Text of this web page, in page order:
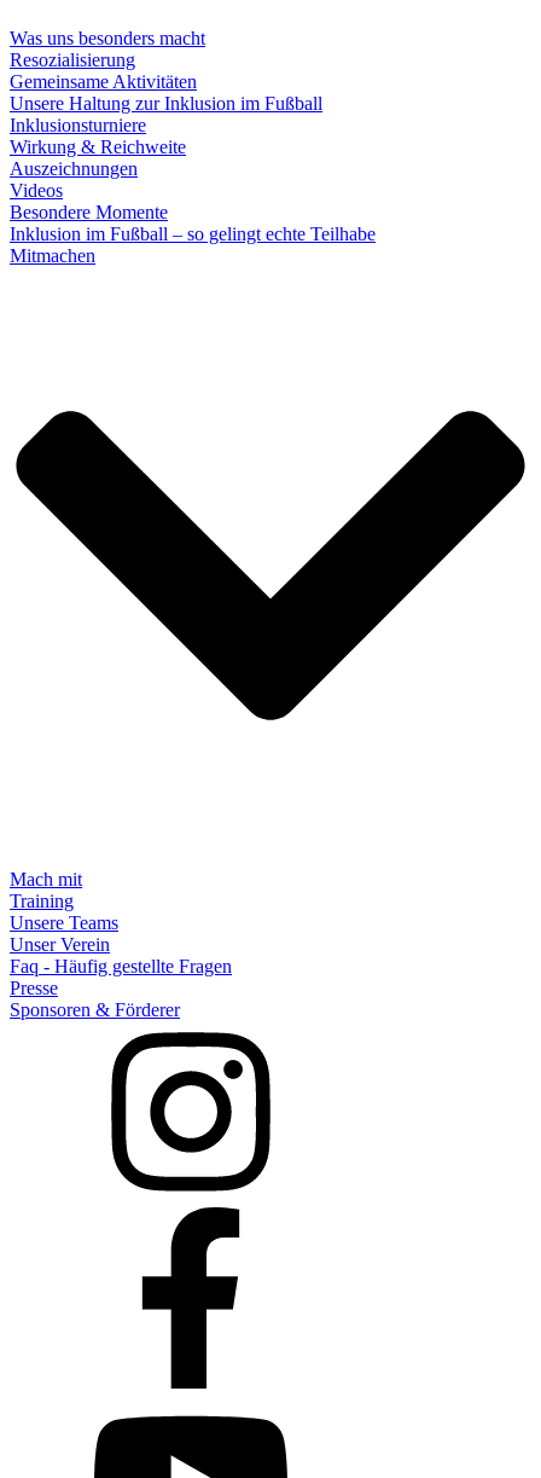
Was uns besonders macht
Resozialisierung
Gemeinsame Aktivitäten
Unsere Haltung zur Inklusion im Fußball
Inklusionsturniere
Wirkung & Reichweite
Auszeichnungen
Videos
Besondere Momente
Inklusion im Fußball – so gelingt echte Teilhabe
Mitmachen
Mach mit
Training
Unsere Teams
Unser Verein
Faq - Häufig gestellte Fragen
Presse
Sponsoren & Förderer